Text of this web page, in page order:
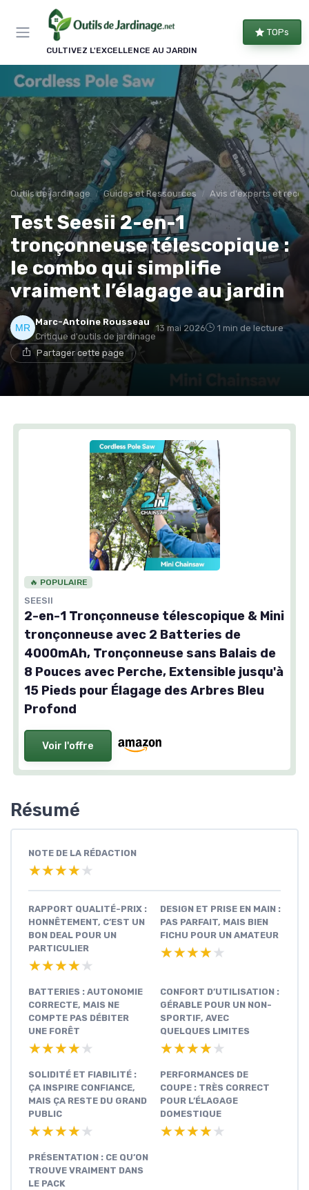
CULTIVEZ L'EXCELLENCE AU JARDIN
TOPs
Outils de jardinage Guides et Ressources Avis d'experts et
Test Seesii 2-en-1
tronçonneuse télescopique :
le combo qui simplifie
vraiment l’élagage au jardin
Marc-Antoine Rousseau
Critique d'outils de jardinage
13 mai 2026 1 min de lecture
Partager cette page
🔥 POPULAIRE
SEESII
2-en-1 Tronçonneuse télescopique & Mini
tronçonneuse avec 2 Batteries de
4000mAh, Tronçonneuse sans Balais de
8 Pouces avec Perche, Extensible jusqu'à
15 Pieds pour Élagage des Arbres Bleu
Profond
Voir l'offre
Résumé
NOTE DE LA RÉDACTION
★★★★★
★★★★★
RAPPORT QUALITÉ-PRIX :
HONNÊTEMENT, C’EST UN
BON DEAL POUR UN
PARTICULIER
★★★★★
★★★★★
DESIGN ET PRISE EN MAIN :
PAS PARFAIT, MAIS BIEN
FICHU POUR UN AMATEUR
★★★★★
★★★★★
BATTERIES : AUTONOMIE
CORRECTE, MAIS NE
COMPTE PAS DÉBITER
UNE FORÊT
★★★★★
★★★★★
CONFORT D’UTILISATION :
GÉRABLE POUR UN NON-
SPORTIF, AVEC
QUELQUES LIMITES
★★★★★
★★★★★
SOLIDITÉ ET FIABILITÉ :
ÇA INSPIRE CONFIANCE,
MAIS ÇA RESTE DU GRAND
PUBLIC
★★★★★
★★★★★
PERFORMANCES DE
COUPE : TRÈS CORRECT
POUR L’ÉLAGAGE
DOMESTIQUE
★★★★★
★★★★★
PRÉSENTATION : CE QU’ON
TROUVE VRAIMENT DANS
LE PACK
Panneau de gestion des cookies